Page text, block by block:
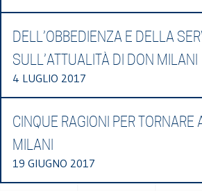
DELL’OBBEDIENZA E DELLA
SULL’ATTUALITÀ DI DON MILANI
4 LUGLIO 2017
CINQUE RAGIONI PER TORNARE
MILANI
19 GIUGNO 2017